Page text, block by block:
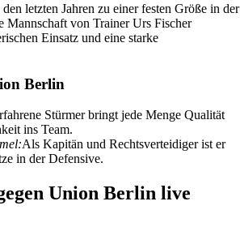
letzten Jahren zu einer festen Größe in der
Mannschaft von Trainer Urs Fischer
Einsatz und eine starke
Berlin
Stürmer bringt jede Menge Qualität
ins Team.
Als Kapitän und Rechtsverteidiger ist er
in der Defensive.
Union Berlin live